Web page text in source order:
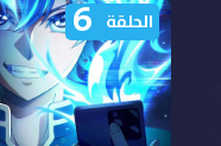
مشاهدة انمي حساب
الحلقة 8 مدبلجة
الحلقة 6